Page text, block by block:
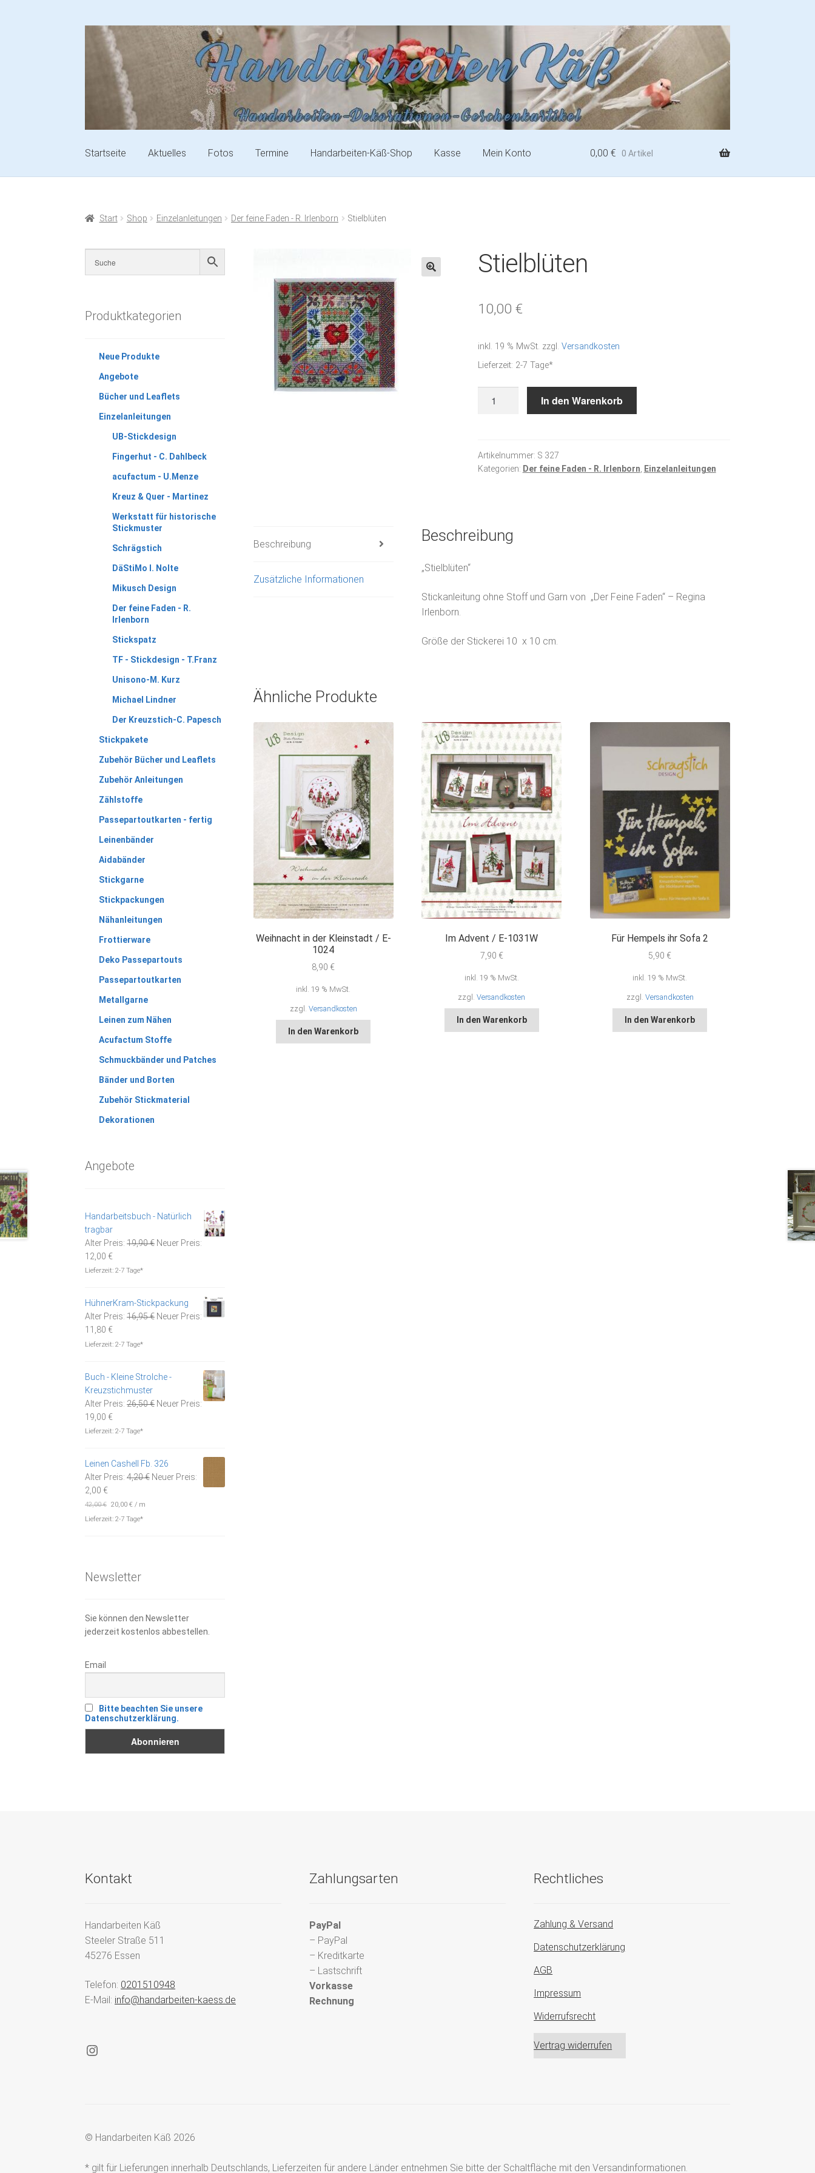
Startseite Aktuelles Fotos Termine Handarbeiten-Käß-Shop Kasse Mein Konto 0,00 € 0 Artikel
Start Shop Einzelanleitungen Der feine Faden - R. Irlenborn Stielblüten
Stielblüten
10,00 €
inkl. 19 % MwSt. zzgl. Versandkosten
Lieferzeit: 2-7 Tage*
In den Warenkorb
Artikelnummer: S 327
Kategorien: Der feine Faden - R. Irlenborn Einzelanleitungen
Beschreibung
Zusätzliche Informationen
Beschreibung
„Stielblüten“
Stickanleitung ohne Stoff und Garn von „Der Feine Faden“ – Regina
Irlenborn.
Größe der Stickerei 10 x 10 cm.
Ähnliche Produkte
Weihnacht in der Kleinstadt / E-
1024
8,90 €
inkl. 19 % MwSt.
zzgl. Versandkosten
In den Warenkorb
Im Advent / E-1031W
7,90 €
inkl. 19 % MwSt.
zzgl.Versandkosten
In den Warenkorb
Für Hempels ihr Sofa 2
5,90 €
inkl. 19 % MwSt.
zzgl. Versandkosten
In den Warenkorb
Produktkategorien
Neue Produkte
Angebote
Bücher und Leaflets
Einzelanleitungen
UB-Stickdesign
Fingerhut - C. Dahlbeck
acufactum - U.Menze
Kreuz & Quer - Martinez
Werkstatt für historische
Stickmuster
Schrägstich
DäStiMo I. Nolte
Mikusch Design
Der feine Faden - R.
Irlenborn
Stickspatz
TF - Stickdesign - T.Franz
Unisono-M. Kurz
Michael Lindner
Der Kreuzstich-C. Papesch
Stickpakete
Zubehör Bücher und Leaflets
Zubehör Anleitungen
Zählstoffe
Passepartoutkarten - fertig
Leinenbänder
Aidabänder
Stickgarne
Stickpackungen
Nähanleitungen
Frottierware
Deko Passepartouts
Passepartoutkarten
Metallgarne
Leinen zum Nähen
Acufactum Stoffe
Schmuckbänder und Patches
Bänder und Borten
Zubehör Stickmaterial
Dekorationen
Angebote
Handarbeitsbuch - Natürlich
tragbar
Alter Preis: 19,90€ Ursprünglicher
Neuer Preis:
12,00 €Aktueller
Preis
Lieferzeit:2-7 Tage*
HühnerKram-Stickpackung
Alter Preis: 16,95€ Ursprünglicher
Neuer Preis:
11,80 €Aktueller
Preis
Lieferzeit:2-7 Tage*
Buch - Kleine Strolche -
Kreuzstichmuster
Alter Preis: 26,50€ Ursprünglicher
Neuer Preis:
19,00 €Aktueller
Preis
Lieferzeit:2-7 Tage*
Leinen Cashell Fb. 326
Alter Preis: 4,20€ Ursprünglicher
Neuer Preis:
2,00 €Aktueller
Preis
ist:
42,00€ 20,00 €/ m
Lieferzeit:2-7 Tage*
Newsletter
Sie können den Newsletter
jederzeit kostenlos abbestellen.
Email
Bitte beachten Sie unsere
Datenschutzerklärung.
Kontakt
Handarbeiten Käß
Steeler Straße 511
45276 Essen
Telefon: 0201510948
E-Mail: info@handarbeiten-kaess.de
Instagram
Zahlungsarten
PayPal
– PayPal
– Kreditkarte
– Lastschrift
Vorkasse
Rechnung
Rechtliches
Zahlung & Versand
Datenschutzerklärung
AGB
Impressum
Widerrufsrecht
Vertrag widerrufen
© Handarbeiten Käß 2026
* gilt für Lieferungen innerhalb Deutschlands, Lieferzeiten für andere Länder entnehmen Sie bitte der Schaltfläche mit den Versandinformationen.